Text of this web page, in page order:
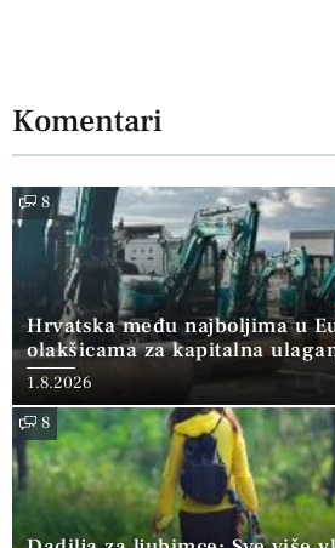
Komentari
8
Hrvatska među najboljima u
olakšicama za kapitalna
1.8.2026
8